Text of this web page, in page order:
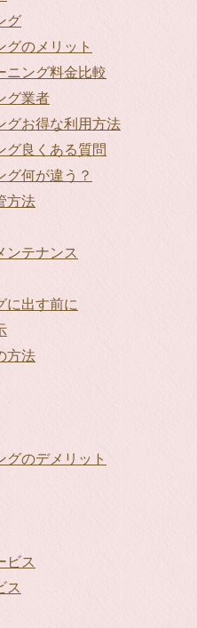
グ
グのメリット
ニング料金比較
グ業者
グお得な利用方法
グ良くある質問
グ何が違う？
方法
ンテナンス
に出す前に
方法
グのデメリット
ビス
ス